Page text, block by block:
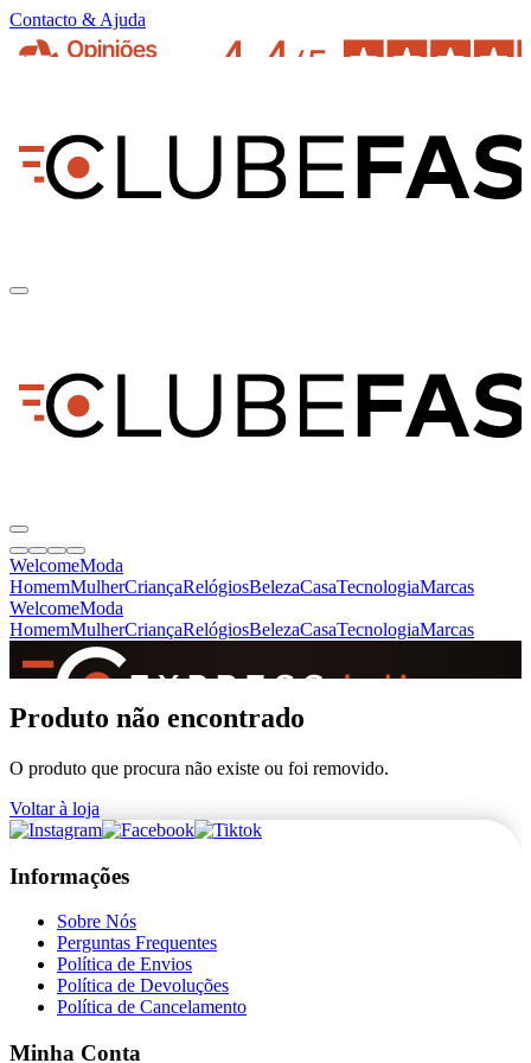
Contacto & Ajuda
WelcomeModa
HomemMulherCriançaRelógiosBelezaCasaTecnologiaMarcas
WelcomeModa
HomemMulherCriançaRelógiosBelezaCasaTecnologiaMarcas
+de 36.000 reviews
Produto não encontrado
O produto que procura não existe ou foi removido.
Voltar à loja
Informações
Sobre Nós
Perguntas Frequentes
Política de Envios
Política de Devoluções
Política de Cancelamento
Minha Conta